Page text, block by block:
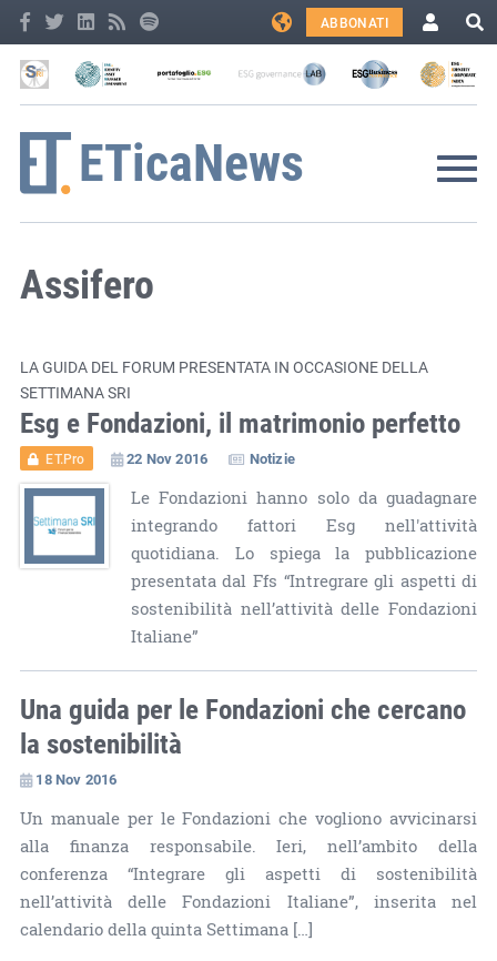
ABBONATI
Assifero
LA GUIDA DEL FORUM PRESENTATA IN OCCASIONE DELLA
SETTIMANA SRI
Esg e Fondazioni, il matrimonio perfetto
ET.Pro 22 Nov 2016 Notizie
Le Fondazioni hanno solo da guadagnare
integrando fattori Esg nell'attività
quotidiana. Lo spiega la pubblicazione
presentata dal Ffs “Intregrare gli aspetti di
sostenibilità nell’attività delle Fondazioni
Italiane”
Una guida per le Fondazioni che cercano
la sostenibilità
18 Nov 2016
Un manuale per le Fondazioni che vogliono avvicinarsi
alla finanza responsabile. Ieri, nell’ambito della
conferenza “Integrare gli aspetti di sostenibilità
nell’attività delle Fondazioni Italiane”, inserita nel
calendario della quinta Settimana […]